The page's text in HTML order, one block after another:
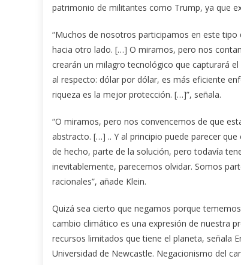
patrimonio de militantes como Trump, ya que
“Muchos de nosotros participamos en este
hacia otro lado. […] O miramos, pero nos
crearán un milagro tecnológico que capturará
al respecto: dólar por dólar, es más eficiente
riqueza es la mejor protección. […]”, señala.
“O miramos, pero nos convencemos de que
abstracto. […] .. Y al principio puede parecer
de hecho, parte de la solución, pero todavía
inevitablemente, parecemos olvidar. Somos
racionales”, añade Klein.
Quizá sea cierto que negamos porque
cambio climático es una expresión de nuestra
recursos limitados que tiene el planeta, señala
Universidad de Newcastle. Negacionismo del